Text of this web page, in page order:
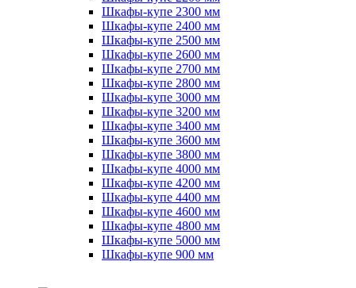
Шкафы-купе 2300 мм
Шкафы-купе 2400 мм
Шкафы-купе 2500 мм
Шкафы-купе 2600 мм
Шкафы-купе 2700 мм
Шкафы-купе 2800 мм
Шкафы-купе 3000 мм
Шкафы-купе 3200 мм
Шкафы-купе 3400 мм
Шкафы-купе 3600 мм
Шкафы-купе 3800 мм
Шкафы-купе 4000 мм
Шкафы-купе 4200 мм
Шкафы-купе 4400 мм
Шкафы-купе 4600 мм
Шкафы-купе 4800 мм
Шкафы-купе 5000 мм
Шкафы-купе 900 мм